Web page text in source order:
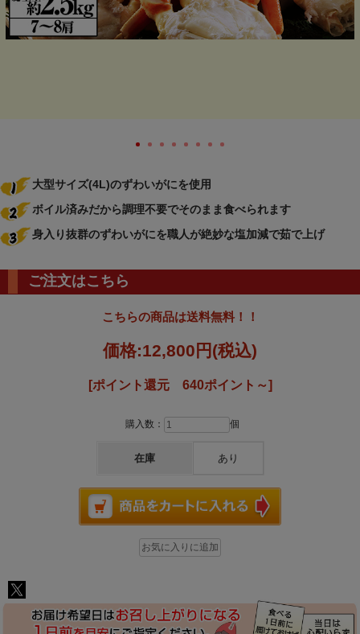
大型サイズ(4L)のずわいがにを使用
ボイル済みだから調理不要でそのまま食べられます
身入り抜群のずわいがにを職人が絶妙な塩加減で茹で上げ
ご注文はこちら
こちらの商品は送料無料！！
価格:12,800円 (税込)
[ポイント還元 640ポイント～]
購入数： 個
在庫 あり